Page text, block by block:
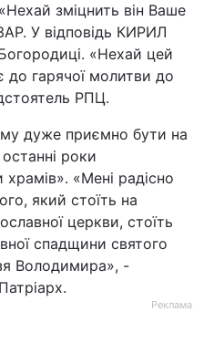
зміцнить він Ваше
У відповідь КИРИЛ
«Нехай цей
до гарячої молитви до
РПЦ.
дуже приємно бути на
роки
«Мені радісно
який стоїть на
церкви, стоїть
спадщини святого
Володимира», -
Реклама